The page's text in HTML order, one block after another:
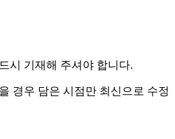
시 기재해 주셔야 합니다.
경우 담은 시점만 최신으로 수정